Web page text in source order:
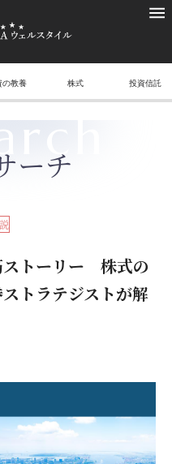
の教養 株式 投資信託
ーチ
ストーリー 株式の
トラテジストが解